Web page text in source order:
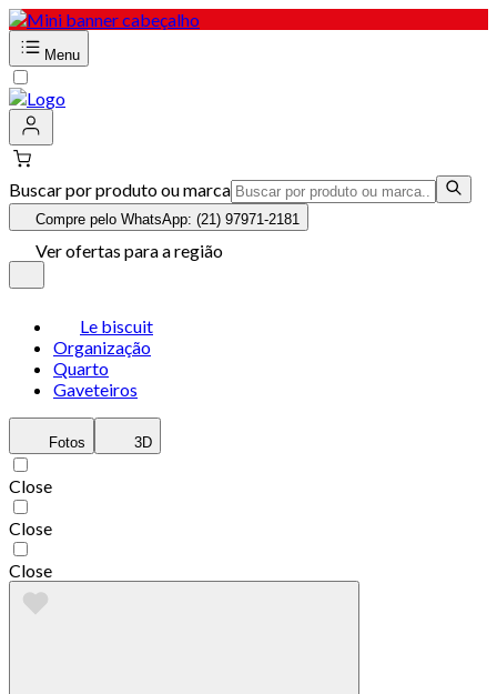
Menu
Buscar por produto ou marca
Compre pelo WhatsApp: (21) 97971-2181
Ver ofertas para a região
Le biscuit
Organização
Quarto
Gaveteiros
Fotos 3D
Close
Close
Close